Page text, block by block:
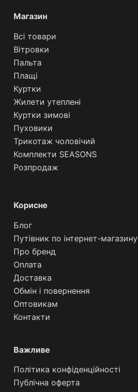
Магазин
Всі товари
Вітровки
Пальта
Плащі
Куртки
Жилети утеплені
Куртки зимові
Пуховики
Трикотаж чоловічий
Комплекти SEASONS
Розпродаж
Корисне
Блог
Путівник по інтернет-магазину
Про бренд
Оплата
Доставка
Обмін і повернення
Оптовикам
Контакти
Важливе
Політика конфіденційності
Публічна ‌оферта